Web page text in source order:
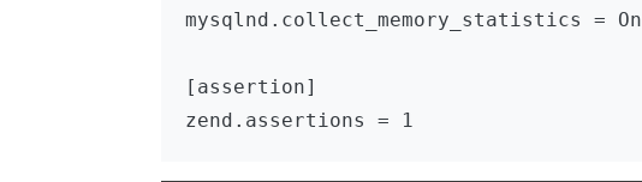
mysqlnd.collect_memory_statistics = On
[assertion]
zend.assertions = 1